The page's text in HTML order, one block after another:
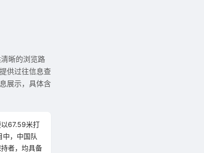
晰的浏览路
供过往信息查
展示，具体含
67.59米打
中，中国队
者，均具备